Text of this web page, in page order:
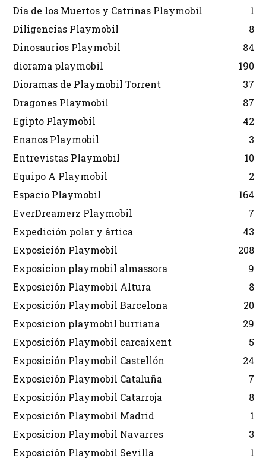
Día de los Muertos y Catrinas Playmobil
1
Diligencias Playmobil
8
Dinosaurios Playmobil
84
diorama playmobil
190
Dioramas de Playmobil Torrent
37
Dragones Playmobil
87
Egipto Playmobil
42
Enanos Playmobil
3
Entrevistas Playmobil
10
Equipo A Playmobil
2
Espacio Playmobil
164
EverDreamerz Playmobil
7
Expedición polar y ártica
43
Exposición Playmobil
208
Exposicion playmobil almassora
9
Exposición Playmobil Altura
8
Exposición Playmobil Barcelona
20
Exposicion playmobil burriana
29
Exposición Playmobil carcaixent
5
Exposición Playmobil Castellón
24
Exposición Playmobil Cataluña
7
Exposición Playmobil Catarroja
8
Exposición Playmobil Madrid
1
Exposicion Playmobil Navarres
3
Exposición Playmobil Sevilla
1